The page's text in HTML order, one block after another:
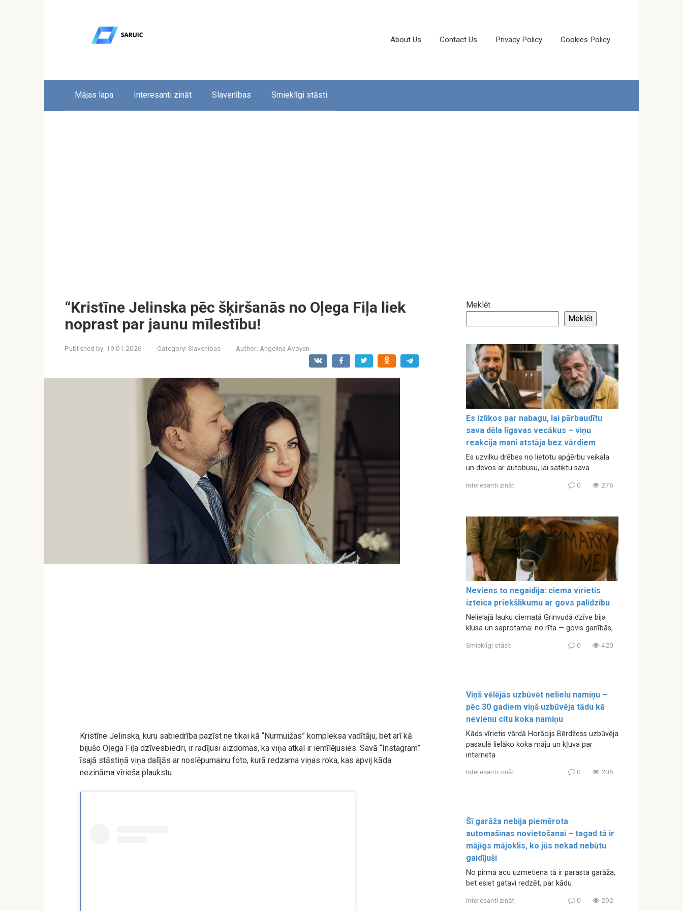
About Us Contact Us Privacy Policy Cookies Policy
Mājas lapa Interesanti zināt Slavenības Smieklīgi stāsti
“Kristīne Jelinska pēc šķiršanās no Oļega Fiļa liek
noprast par jaunu mīlestību!
Published by: 19.01.2026 Category: Slavenības Author: Angelina Avoyan
Kristīne Jelinska, kuru sabiedrība pazīst ne tikai kā “Nurmuižas” kompleksa vadītāju, bet arī kā
bijušo Oļega Fiļa dzīvesbiedri, ir radījusi aizdomas, ka viņa atkal ir iemīlējusies. Savā “Instagram”
īsajā stāstiņā viņa dalījās ar noslēpumainu foto, kurā redzama viņas roka, kas apvij kāda
nezināma vīrieša plaukstu.
Meklēt
Meklēt
Es izlikos par nabagu, lai pārbaudītu
sava dēla līgavas vecākus – viņu
reakcija mani atstāja bez vārdiem
Es uzvilku drēbes no lietotu apģērbu veikala
un devos ar autobusu, lai satiktu sava
Interesanti zināt 0 276
Neviens to negaidīja: ciema vīrietis
izteica priekšlikumu ar govs palīdzību
Nelielajā lauku ciematā Grinvudā dzīve bija
klusa un saprotama: no rīta — govis ganībās,
Smieklīgi stāsti 0 420
Viņš vēlējās uzbūvēt nelielu namiņu –
pēc 30 gadiem viņš uzbūvēja tādu kā
nevienu citu koka namiņu
Kāds vīrietis vārdā Horācijs Bērdžess uzbūvēja
pasaulē lielāko koka māju un kļuva par
interneta
Interesanti zināt 0 205
Šī garāža nebija piemērota
automašīnas novietošanai – tagad tā ir
mājīgs mājoklis, ko jūs nekad nebūtu
gaidījuši
No pirmā acu uzmetiena tā ir parasta garāža,
bet esiet gatavi redzēt, par kādu
Interesanti zināt 0 292